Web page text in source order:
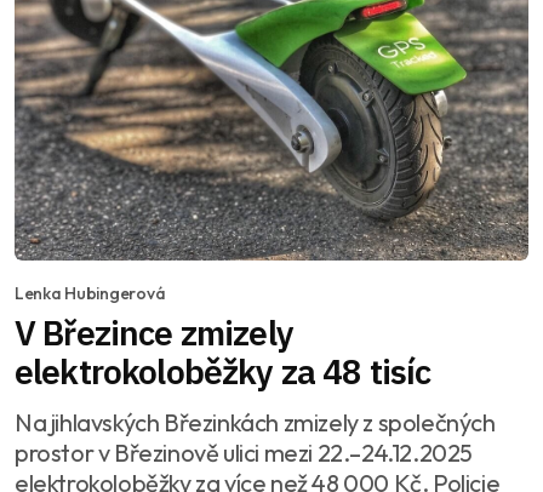
Lenka Hubingerová
V Březince zmizely
elektrokoloběžky za 48 tisíc
Na jihlavských Březinkách zmizely z společných
prostor v Březinově ulici mezi 22.–24.12.2025
elektrokoloběžky za více než 48 000 Kč. Policie